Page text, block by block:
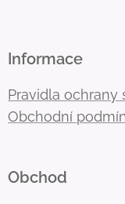
Informace
Pravidla ochrany
Obchodní
Obchod